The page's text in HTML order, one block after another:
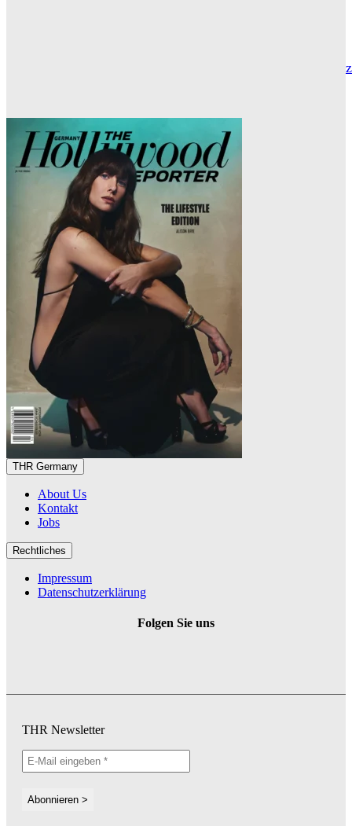
Die Geschichte hinter „Olivia Jones“ – Vom Provinzjungen
THR Germany
About Us
Kontakt
Jobs
Rechtliches
Impressum
Datenschutzerklärung
Folgen Sie uns
THR Newsletter